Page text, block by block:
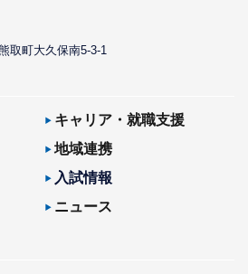
取町大久保南5-3-1
キャリア・就職支援
地域連携
入試情報
ニュース